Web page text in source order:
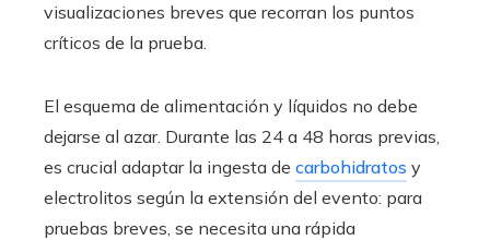
visualizaciones breves que recorran los puntos
críticos de la prueba.
El esquema de alimentación y líquidos no debe
dejarse al azar. Durante las 24 a 48 horas previas,
es crucial adaptar la ingesta de carbohidratos y
electrolitos según la extensión del evento: para
pruebas breves, se necesita una rápida